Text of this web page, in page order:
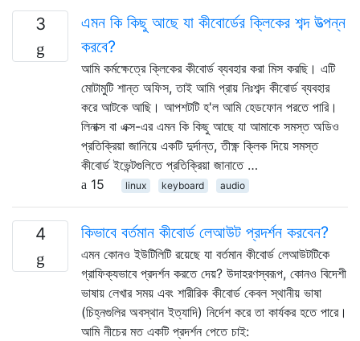
3
এমন কি কিছু আছে যা কীবোর্ডের ক্লিকের শব্দ উত্পন্ন
করবে?
আমি কর্মক্ষেত্রে ক্লিকের কীবোর্ড ব্যবহার করা মিস করছি। এটি
মোটামুটি শান্ত অফিস, তাই আমি প্রায় নিঃশব্দ কীবোর্ড ব্যবহার
করে আটকে আছি। আপশটটি হ'ল আমি হেডফোন পরতে পারি।
লিনাক্স বা এক্স-এর এমন কি কিছু আছে যা আমাকে সমস্ত অডিও
প্রতিক্রিয়া জানিয়ে একটি দুর্দান্ত, তীক্ষ্ণ ক্লিক দিয়ে সমস্ত
কীবোর্ড ইভেন্টগুলিতে প্রতিক্রিয়া জানাতে …
15
linux keyboard audio
4 কিভাবে বর্তমান কীবোর্ড লেআউট প্রদর্শন করবেন?
এমন কোনও ইউটিলিটি রয়েছে যা বর্তমান কীবোর্ড লেআউটটিকে
গ্রাফিক্যভাবে প্রদর্শন করতে দেয়? উদাহরণস্বরূপ, কোনও বিদেশী
ভাষায় লেখার সময় এবং শারীরিক কীবোর্ড কেবল স্থানীয় ভাষা
(চিহ্নগুলির অবস্থান ইত্যাদি) নির্দেশ করে তা কার্যকর হতে পারে।
আমি নীচের মত একটি প্রদর্শন পেতে চাই: